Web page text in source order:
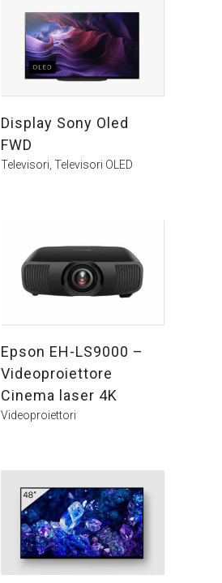
Display Sony Oled
FWD
Televisori ,Televisori OLED
Epson EH-LS9000 –
Videoproiettore
Cinema laser 4K
Videoproiettori